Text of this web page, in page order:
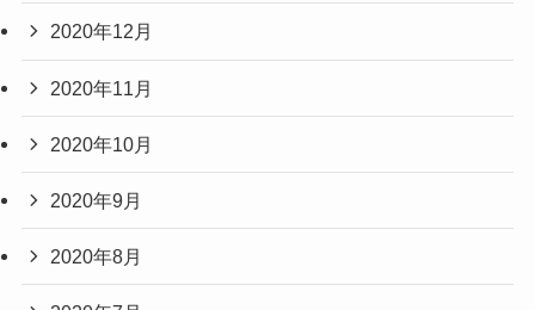
2020年12月
2020年11月
2020年10月
2020年9月
2020年8月